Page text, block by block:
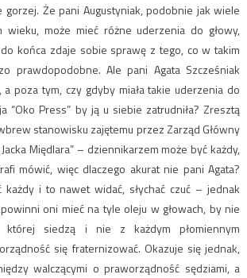
gorzej. Że pani Augustyniak, podobnie jak wiele
może mieć różne uderzenia do głowy,
końca zdaje sobie sprawę z tego, co w takim
prawdopodobne. Ale pani Agata Szcześniak
a poza tym, czy gdyby miała takie uderzenia do
“Oko Press” by ją u siebie zatrudniła? Zresztą
stanowisku zajętemu przez Zarząd Główny
Międlara” – dziennikarzem może być każdy,
mówić, więc dlaczego akurat nie pani Agata?
każdy i to nawet widać, słychać czuć – jednak
oni mieć na tyle oleju w głowach, by nie
której siedzą i nie z każdym płomiennym
się fraternizować. Okazuje się jednak,
walczącymi o praworządność sędziami, a